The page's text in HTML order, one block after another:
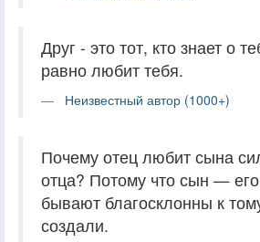
Друг - это тот, кто знает о
равно любит тебя.
Неизвестный автор (1000+)
Почему отец любит сына
отца? Потому что сын —
бывают благосклонны к
создали.